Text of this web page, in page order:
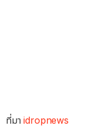
ที่มาidropnews